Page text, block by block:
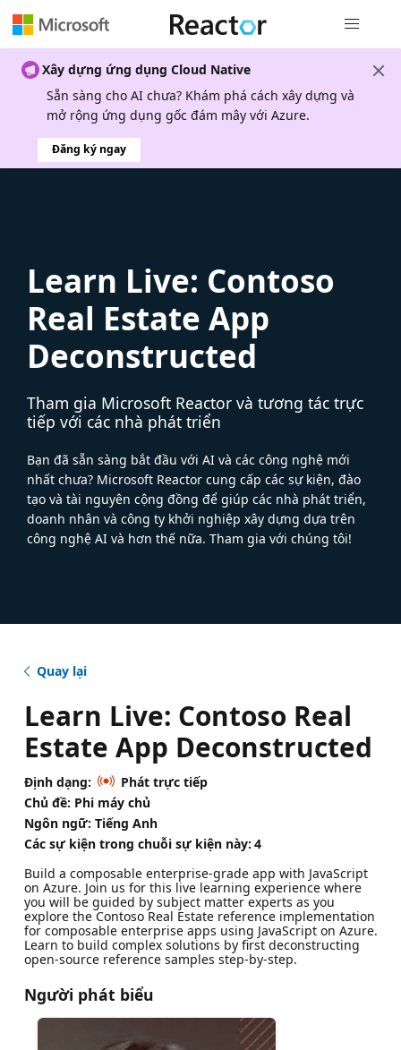
Xây dựng ứng dụng Cloud Native
Sẵn sàng cho AI chưa? Khám phá cách xây dựng và
mở rộng ứng dụng gốc đám mây với Azure.
Đăng ký ngay
Learn Live: Contoso
Real Estate App
Deconstructed
Tham gia Microsoft Reactor và tương tác trực
tiếp với các nhà phát triển
Bạn đã sẵn sàng bắt đầu với AI và các công nghệ mới
nhất chưa? Microsoft Reactor cung cấp các sự kiện, đào
tạo và tài nguyên cộng đồng để giúp các nhà phát triển,
doanh nhân và công ty khởi nghiệp xây dựng dựa trên
công nghệ AI và hơn thế nữa. Tham gia với chúng tôi!
Quay lại
Learn Live: Contoso Real
Estate App Deconstructed
Định dạng:
Phát trực tiếp
Chủ đề: Phi máy chủ
Ngôn ngữ: Tiếng Anh
Các sự kiện trong chuỗi sự kiện này: 4
Build a composable enterprise-grade app with JavaScript
on Azure. Join us for this live learning experience where
you will be guided by subject matter experts as you
explore the Contoso Real Estate reference implementation
for composable enterprise apps using JavaScript on Azure.
Learn to build complex solutions by first deconstructing
open-source reference samples step-by-step.
Người phát biểu